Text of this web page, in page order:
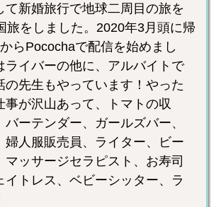
て新婚旅行で地球二周目の旅を
旅をしました。2020年3月頭に帰
らPocochaで配信を始めまし
ライバーの他に、アルバイトで
の先生もやっています！やった
事が沢山あって、トマトの収
ーテンダー、ガールズバー、
婦人服販売員、ライター、ビー
マッサージセラピスト、お寿司
イトレス、ベビーシッター、ラ